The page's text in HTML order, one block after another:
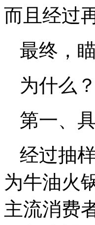
而且经过
最终，
为什么？
第一、
经过抽
为牛油火
主流消费